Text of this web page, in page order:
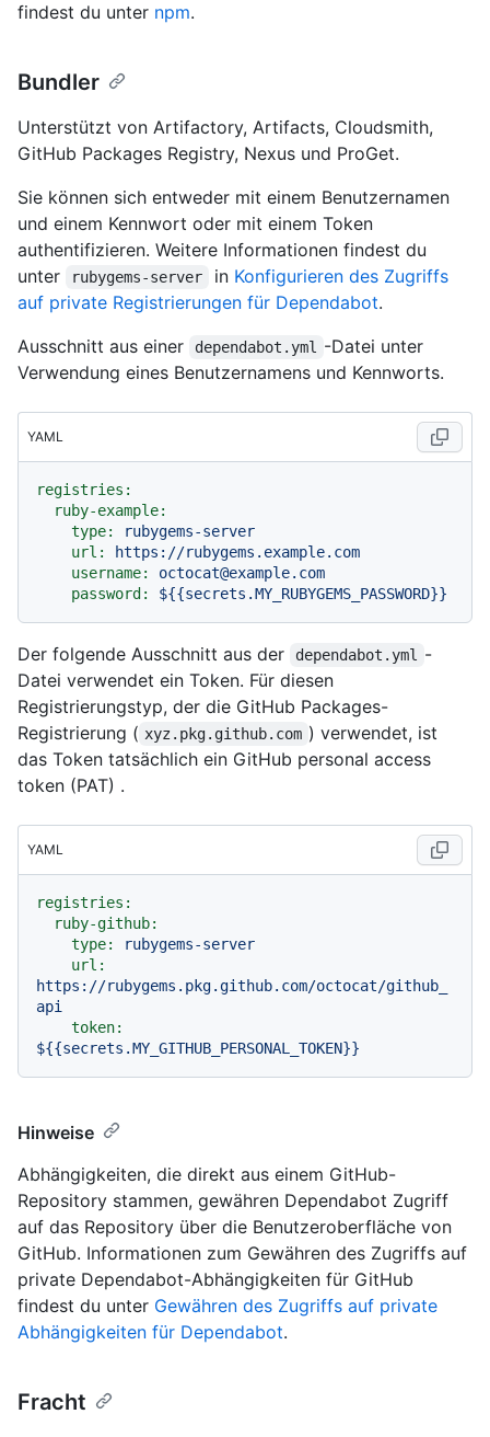
findest du unter npm.
Bundler
Unterstützt von Artifactory, Artifacts, Cloudsmith,
GitHub Packages Registry, Nexus und ProGet.
Sie können sich entweder mit einem Benutzernamen
und einem Kennwort oder mit einem Token
authentifizieren. Weitere Informationen findest du
unter
rubygems-server in Konfigurieren des Zugriffs
auf private Registrierungen für Dependabot.
Ausschnitt aus einer
dependabot.yml
-Datei unter
Verwendung eines Benutzernamens und Kennworts.
YAML
registries:
ruby-example:
type:
rubygems-server
url:
https://rubygems.example.com
username:
octocat@example.com
password:
${{secrets.MY_RUBYGEMS_PASSWORD}}
Der folgende Ausschnitt aus der dependabot.yml
-
Datei verwendet ein Token. Für diesen
Registrierungstyp, der die GitHub Packages-
Registrierung ( xyz.pkg.github.com ) verwendet, ist
das Token tatsächlich ein GitHub personal access
token (PAT) .
YAML
registries:
ruby-github:
type:
rubygems-server
url:
https://rubygems.pkg.github.com/octocat/github_
api
token:
${{secrets.MY_GITHUB_PERSONAL_TOKEN}}
Hinweise
Abhängigkeiten, die direkt aus einem GitHub-
Repository stammen, gewähren Dependabot Zugriff
auf das Repository über die Benutzeroberfläche von
GitHub. Informationen zum Gewähren des Zugriffs auf
private Dependabot-Abhängigkeiten für GitHub
findest du unter Gewähren des Zugriffs auf private
Abhängigkeiten für Dependabot.
Fracht